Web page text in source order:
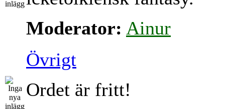
Moderator: Ainur
Övrigt
Ordet är fritt!